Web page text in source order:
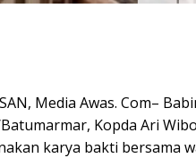
Media Awas. Com–
Kopda Ari
karya bakti bersama